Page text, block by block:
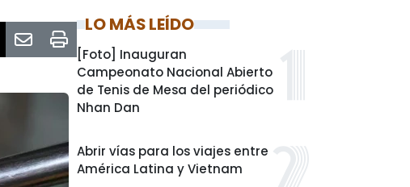
LO MÁS LEÍDO
[Foto] Inauguran
Campeonato Nacional Abierto
de Tenis de Mesa del periódico
Nhan Dan
Abrir vías para los viajes entre
América Latina y Vietnam